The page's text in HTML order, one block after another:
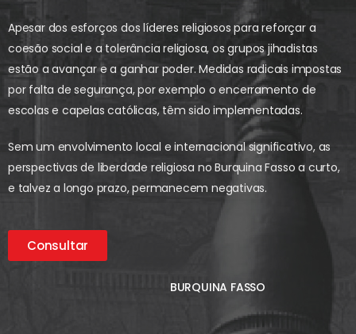
Apesar dos esforços dos líderes religiosos para reforçar a
coesão social e a tolerância religiosa, os grupos jihadistas
estão a avançar e a ganhar poder. Medidas radicais impostas
por falta de segurança, por exemplo o encerramento de
escolas e capelas católicas, têm sido implementadas.
Sem um envolvimento local e internacional significativo, as
perspectivas de liberdade religiosa no Burquina Fasso a curto,
e talvez a longo prazo, permanecem negativas.
Consultar
BURQUINA FASSO